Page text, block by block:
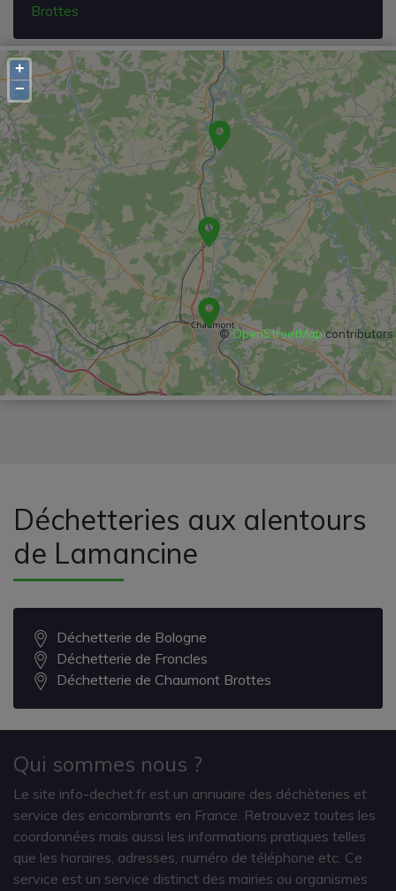
Brottes
+
−
©OpenStreetMapcontributors
Déchetteries aux alentours
de Lamancine
Déchetterie de Bologne
Déchetterie de Froncles
Déchetterie de Chaumont Brottes
Qui sommes nous ?
Le site info-dechet.fr est un annuaire des déchèteries et
service des encombrants en France. Retrouvez toutes les
coordonnées mais aussi les informations pratiques telles
que les horaires, adresses, numéro de téléphone etc. Ce
service est un service distinct des mairies ou organismes